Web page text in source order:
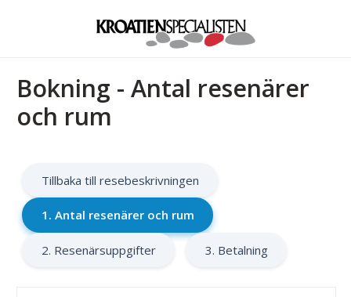
Bokning - Antal resenärer
och rum
Tillbaka till resebeskrivningen
1. Antal resenärer och rum
2. Resenärsuppgifter 3. Betalning